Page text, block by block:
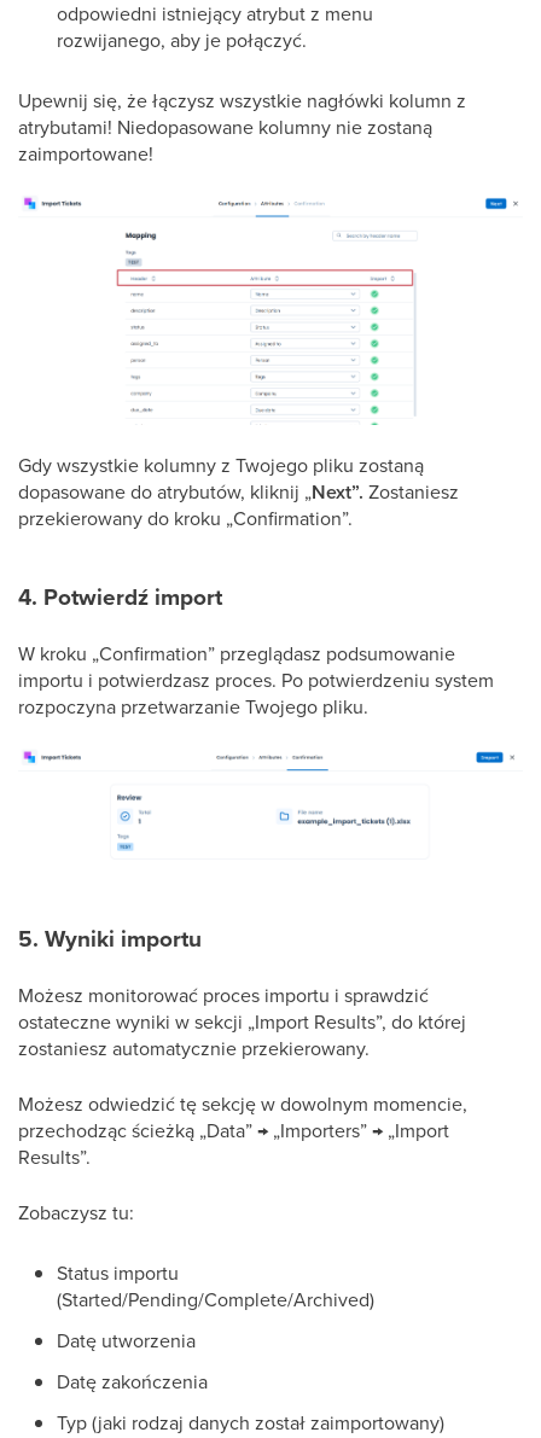
odpowiedni istniejący atrybut z menu
rozwijanego, aby je połączyć.
Upewnij się, że łączysz wszystkie nagłówki kolumn z
atrybutami! Niedopasowane kolumny nie zostaną
zaimportowane!
Gdy wszystkie kolumny z Twojego pliku zostaną
dopasowane do atrybutów, kliknij „Next”. Zostaniesz
przekierowany do kroku „Confirmation”.
4. Potwierdź import
W kroku „Confirmation” przeglądasz podsumowanie
importu i potwierdzasz proces. Po potwierdzeniu system
rozpoczyna przetwarzanie Twojego pliku.
5. Wyniki importu
Możesz monitorować proces importu i sprawdzić
ostateczne wyniki w sekcji „Import Results”, do której
zostaniesz automatycznie przekierowany.
Możesz odwiedzić tę sekcję w dowolnym momencie,
przechodząc ścieżką „Data” → „Importers” → „Import
Results”.
Zobaczysz tu:
Status importu
(Started/Pending/Complete/Archived)
Datę utworzenia
Datę zakończenia
Typ (jaki rodzaj danych został zaimportowany)